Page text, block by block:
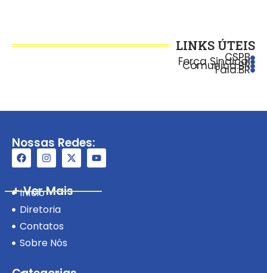
LINKS ÚTEIS
CSPB
Força Sindical
Comunica.BR
Fala.BR
Nossas Redes:
+ Ver Mais
Início
Diretoria
Contatos
Sobre Nós